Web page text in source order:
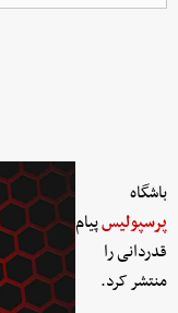
باشگاه
پرسپولیسپیام
قدردانی را
منتشر کرد.